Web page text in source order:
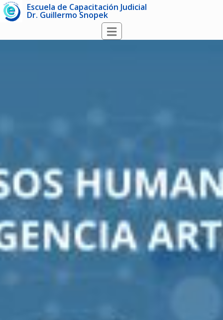
Escuela de Capacitación Judicial
Dr. Guillermo Snopek